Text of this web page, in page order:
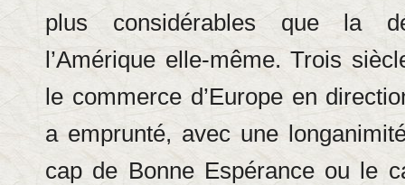
plus considérables que la
l’Amérique elle-même. Trois
le commerce d’Europe en
a emprunté, avec une
cap de Bonne Espérance ou le